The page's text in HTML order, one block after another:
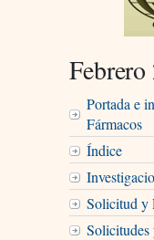
Portada e
Fármacos
Índice
Solicitud y